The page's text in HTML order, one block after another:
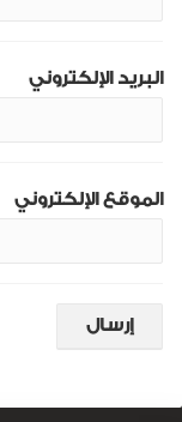
البريد الإلكتروني
الموقع الإلكتروني